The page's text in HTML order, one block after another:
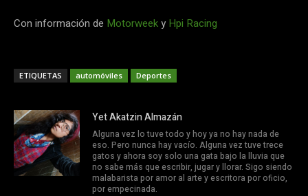
Con información de Motorweeky Hpi Racing
ETIQUETAS automóviles Deportes
Yet Akatzin Almazán
Alguna vez lo tuve todo y hoy ya no hay nada de
eso. Pero nunca hay vacío. Alguna vez tuve trece
gatos y ahora soy solo una gata bajo la lluvia que
no sabe más que escribir, jugar y llorar. Sigo siendo
malabarista por amor al arte y escritora por oficio,
por empecinada.